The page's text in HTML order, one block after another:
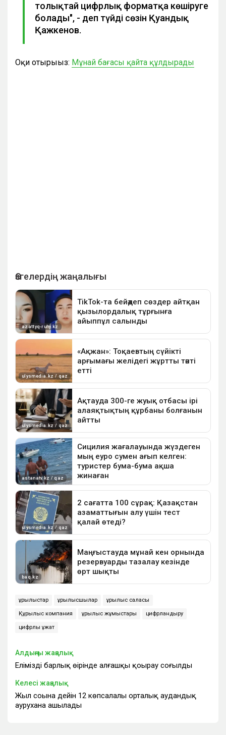
толықтай цифрлық форматқа көшіруге
болады", - деп түйді сөзін Қуандық
Қажкенов.
Оқи отырыңыз: Мұнай бағасы қайта құлдырады
құрылыстар құрылысшылар құрылыс саласы
Құрылыс компания құрылыс жұмыстары цифрландыру
цифрлық құжат
Алдыңғы жаңалық
Еліміздің барлық өңірінде алғашқы қоңырау соғылды
Келесі жаңалық
Жыл соңына дейін 12 көпсалалы орталық аудандық
аурухана ашылады